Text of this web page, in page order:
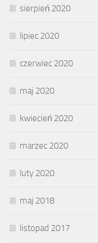
sierpień 2020
lipiec 2020
czerwiec 2020
maj 2020
kwiecień 2020
marzec 2020
luty 2020
maj 2018
listopad 2017